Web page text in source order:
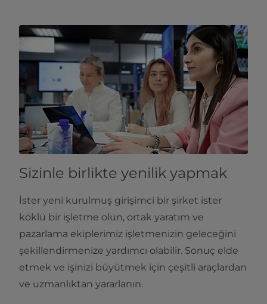
Sizinle birlikte yenilik yapmak
İster yeni kurulmuş girişimci bir şirket ister
köklü bir işletme olun, ortak yaratım ve
pazarlama ekiplerimiz işletmenizin geleceğini
şekillendirmenize yardımcı olabilir. Sonuç elde
etmek ve işinizi büyütmek için çeşitli araçlardan
ve uzmanlıktan yararlanın.